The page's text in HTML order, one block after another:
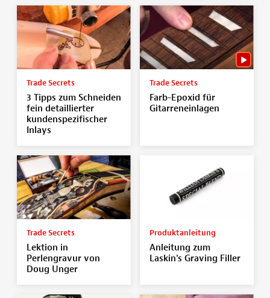
Trade Secrets
3 Tipps zum Schneiden
fein detaillierter
kundenspezifischer
Inlays
Trade Secrets
Farb-Epoxid für
Gitarreneinlagen
Trade Secrets
Lektion in
Perlengravur von
Doug Unger
Produktanleitung
Anleitung zum
Laskin's Graving Filler